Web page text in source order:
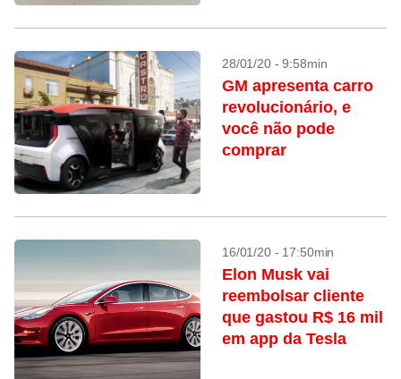
28/01/20 - 9:58min
GM apresenta carro
revolucionário, e
você não pode
comprar
16/01/20 - 17:50min
Elon Musk vai
reembolsar cliente
que gastou R$ 16 mil
em app da Tesla